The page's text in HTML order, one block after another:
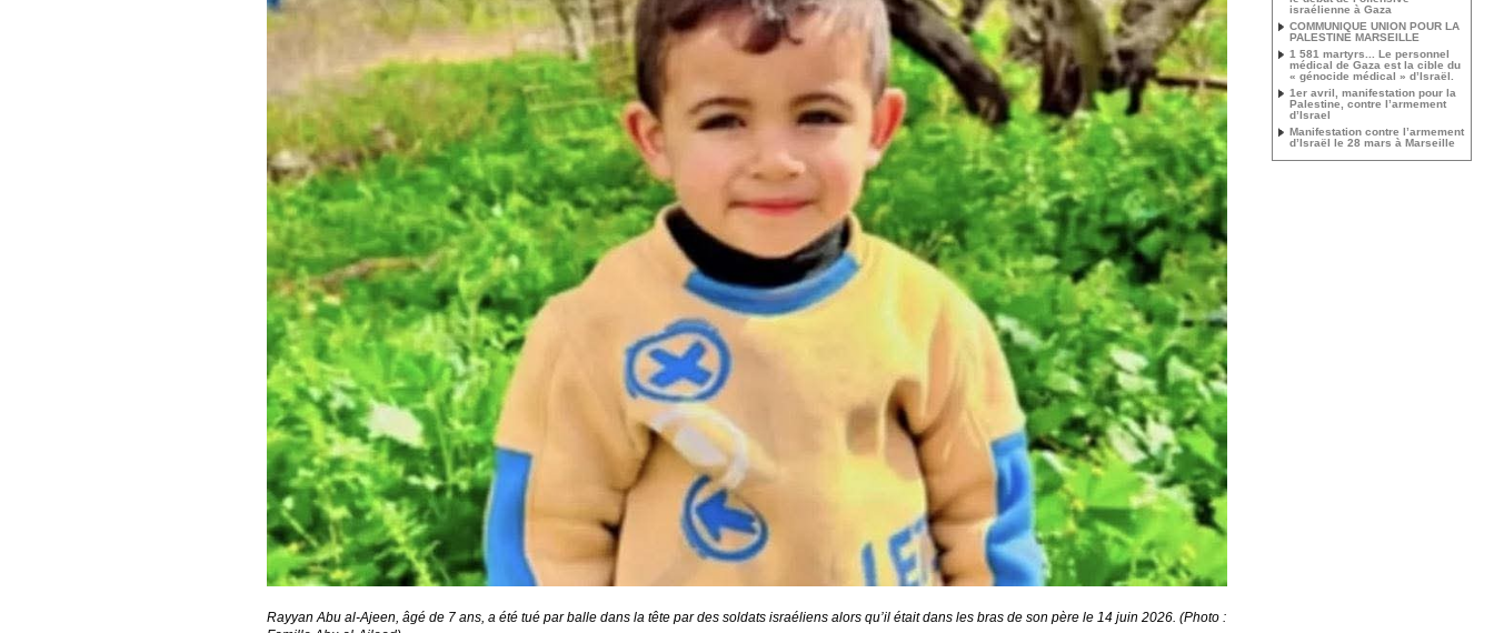
Rayyan Abu al-Ajeen, âgé de 7 ans, a été tué par balle dans la tête par des soldats israéliens alors qu’il était dans les bras de son père le 14 juin 2026. (Photo :
israélienne à Gaza
COMMUNIQUE UNION POUR LA
PALESTINE MARSEILLE
1 581 martyrs... Le personnel
médical de Gaza est la cible du
« génocide médical » d’Israël.
1er avril, manifestation pour la
Palestine, contre l’armement
d’Israel
Manifestation contre l’armement
d’Israël le 28 mars à Marseille